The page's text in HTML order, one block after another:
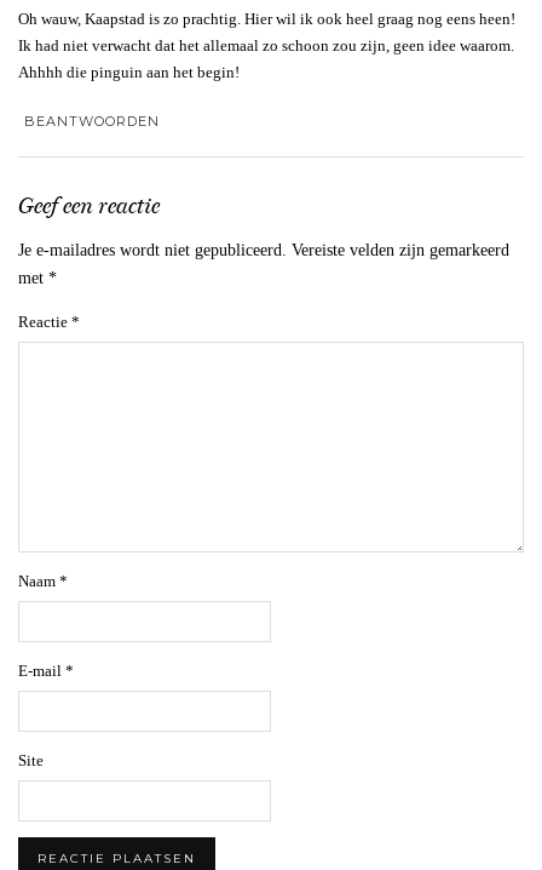
Oh wauw, Kaapstad is zo prachtig. Hier wil ik ook heel graag nog eens heen!
Ik had niet verwacht dat het allemaal zo schoon zou zijn, geen idee waarom.
Ahhhh die pinguin aan het begin!
BEANTWOORDEN
Geef een reactie
Je e-mailadres wordt niet gepubliceerd.
Vereiste velden zijn gemarkeerd
met *
Reactie *
Naam *
E-mail *
Site